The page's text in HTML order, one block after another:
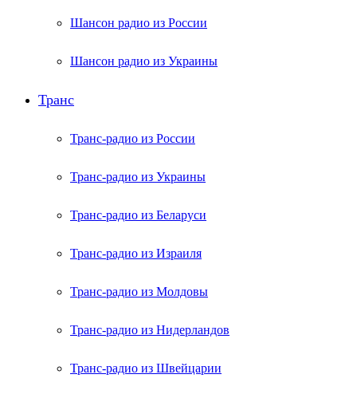
Шансон радио из России
Шансон радио из Украины
Транс
Транс-радио из России
Транс-радио из Украины
Транс-радио из Беларуси
Транс-радио из Израиля
Транс-радио из Молдовы
Транс-радио из Нидерландов
Транс-радио из Швейцарии